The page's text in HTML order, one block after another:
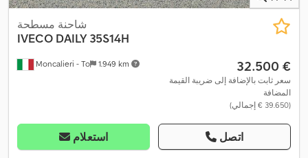
Moncalieri - To 1.949 km
شاحنة مسطحة
IVECO DAILY 35S14H
‏32.500 €
سعر ثابت بالإضافة إلى ضريبة القيمة
المضافة
(‏39.650 € إجمالي)
استعلام اتصل